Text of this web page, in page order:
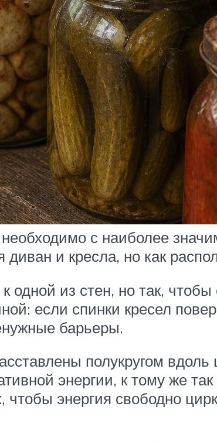
с наиболее
и кресла, но как
из стен, но так,
если спинки кресел
барьеры.
полукругом
энергии, к тому же
энергия свободно